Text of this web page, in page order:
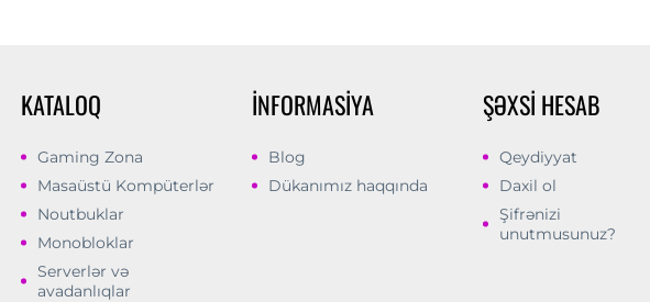
KATALOQ
Gaming Zona
Masaüstü Kompüterlər
Noutbuklar
Monobloklar
Serverlər və
avadanlıqlar
İNFORMASIYA
Blog
Dükanımız haqqında
ŞƏXSI HESAB
Qeydiyyat
Daxil ol
Şifrənizi
unutmusunuz?